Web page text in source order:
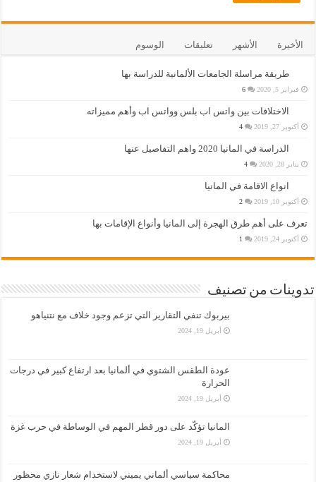
الأخيرة الأشهر تعليقات الوسوم
طريقة مراسلة الجامعات الألمانية للدراسة بها
فبراير 5, 2020 6
الاختلافات بين واتس اب بلس وواتس اب وأهم مميزاته
أكتوبر 27, 2019 4
الدراسة في المانيا 2020 واهم التفاصيل عنها
يناير 28, 2020 4
انواع الاقامة في المانيا
أكتوبر 10, 2019 2
تعرف على أهم طرق الهجرة إلى المانيا وأنواع الإقامات بها
أكتوبر 24, 2019 1
تدوينات من تصنيف
بيربوك تنفي التقارير التي تزعم وجود خلاف مع نتنياهو
أبريل 19, 2024
عودة الطقس الشتوي في ألمانيا بعد ارتفاع كبير في درجات
الحرارة
أبريل 19, 2024
المانيا تؤكّد على دور قطر المهم في الوساطة في حرب غزة
أبريل 19, 2024
محاكمة سياسي ألماني يميني لاستخدام شعار نازي محظور